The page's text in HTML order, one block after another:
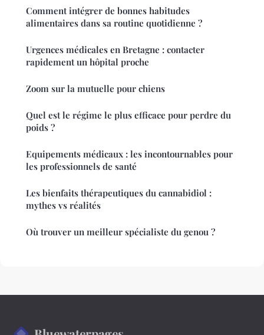
Comment intégrer de bonnes habitudes
alimentaires dans sa routine quotidienne ?
Urgences médicales en Bretagne : contacter
rapidement un hôpital proche
Zoom sur la mutuelle pour chiens
Quel est le régime le plus efficace pour perdre du
poids ?
Equipements médicaux : les incontournables pour
les professionnels de santé
Les bienfaits thérapeutiques du cannabidiol :
mythes vs réalités
Où trouver un meilleur spécialiste du genou ?